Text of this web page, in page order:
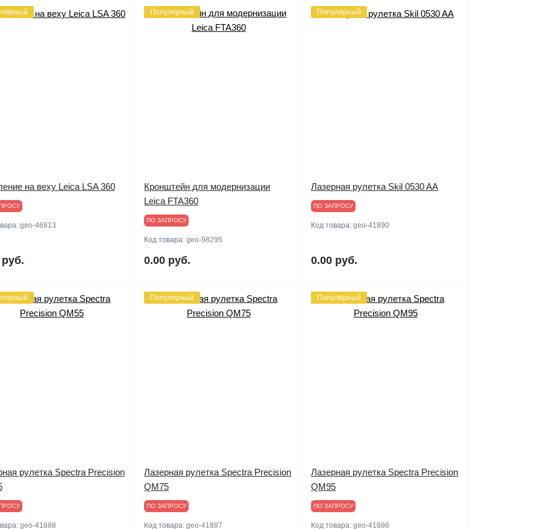
на веху Leica LSA 360
geo-46813
Популярный
Кронштейн для модернизации
Leica FTA360
ПО ЗАПРОСУ
Код товара:geo-98295
0.00 руб.
Популярный
Лазерная рулетка Skil 0530 AA
ПО ЗАПРОСУ
Код товара:geo-41890
0.00 руб.
рулетка Spectra Precision
geo-41888
Популярный
Лазерная рулетка Spectra Precision
QM75
ПО ЗАПРОСУ
Код товара:geo-41887
Популярный
Лазерная рулетка Spectra Precision
QM95
ПО ЗАПРОСУ
Код товара:geo-41886